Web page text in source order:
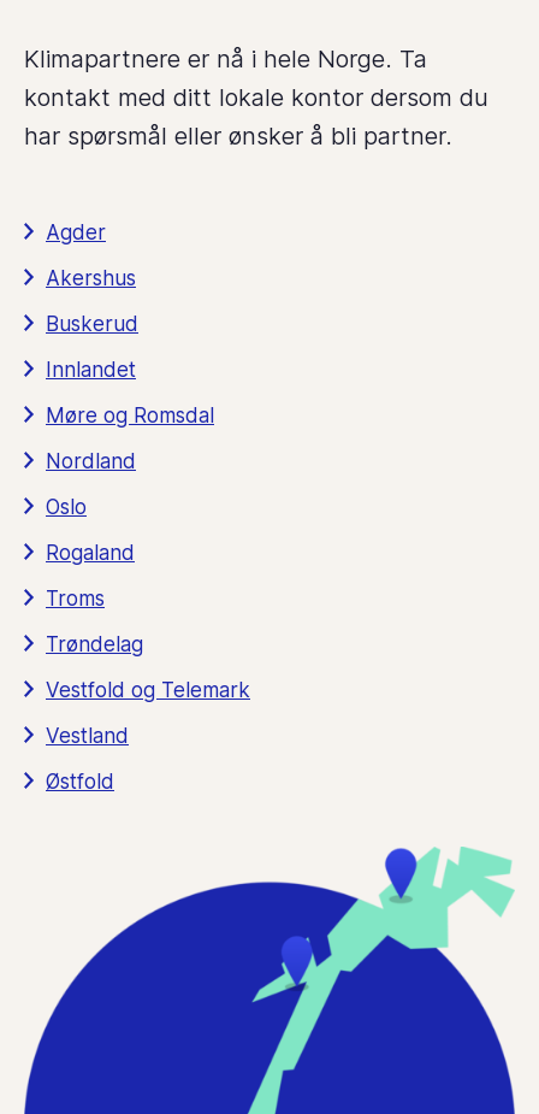
Klimapartnere er nå i hele Norge. Ta
kontakt med ditt lokale kontor dersom du
har spørsmål eller ønsker å bli partner.
Agder
Akershus
Buskerud
Innlandet
Møre og Romsdal
Nordland
Oslo
Rogaland
Troms
Trøndelag
Vestfold og Telemark
Vestland
Østfold